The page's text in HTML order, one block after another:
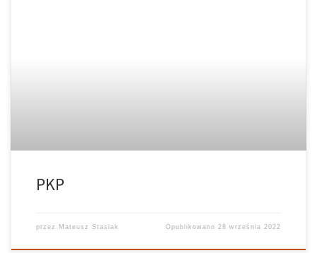
PKP
przez Mateusz Stasiak Opublikowano28 września 2022